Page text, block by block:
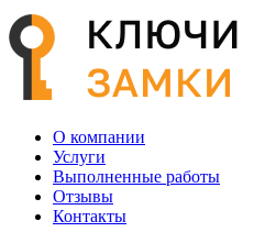
О компании
Услуги
Выполненные работы
Отзывы
Контакты